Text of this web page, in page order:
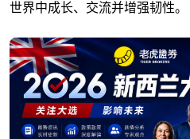
世界中成长、交流并增强韧性。